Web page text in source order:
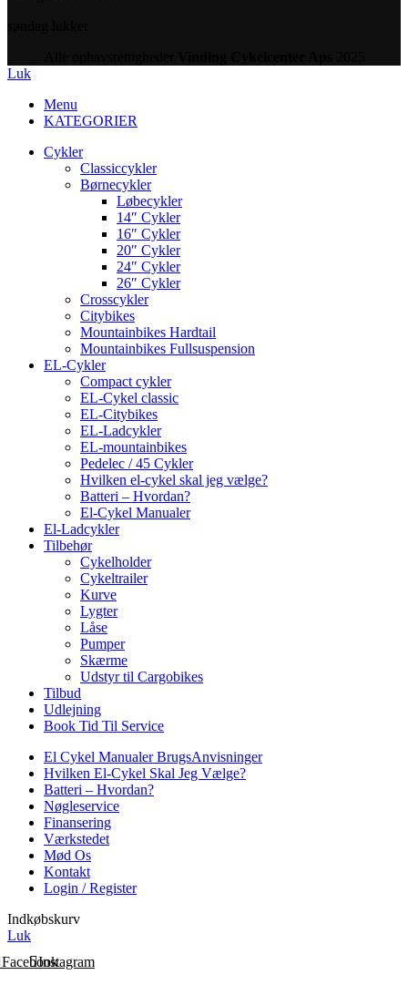
Luk
Menu
KATEGORIER
Cykler
Classiccykler
Børnecykler
Løbecykler
14″ Cykler
16″ Cykler
20″ Cykler
24″ Cykler
26″ Cykler
Crosscykler
Citybikes
Mountainbikes Hardtail
Mountainbikes Fullsuspension
EL-Cykler
Compact cykler
EL-Cykel classic
EL-Citybikes
EL-Ladcykler
EL-mountainbikes
Pedelec / 45 Cykler
Hvilken el-cykel skal jeg vælge?
Batteri – Hvordan?
El-Cykel Manualer
El-Ladcykler
Tilbehør
Cykelholder
Cykeltrailer
Kurve
Lygter
Låse
Pumper
Skærme
Udstyr til Cargobikes
Tilbud
Udlejning
Book Tid Til Service
El Cykel Manualer BrugsAnvisninger
Hvilken El-Cykel Skal Jeg Vælge?
Batteri – Hvordan?
Nøgleservice
Finansering
Værkstedet
Mød Os
Kontakt
Login / Register
Indkøbskurv
Luk
FacebookInstagram